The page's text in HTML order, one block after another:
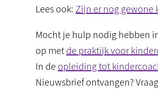
Lees ook: Zijn er nog gewone
Mocht je hulp nodig hebben
op metde praktijk voor
In de opleiding tot
Nieuwsbrief ontvangen?